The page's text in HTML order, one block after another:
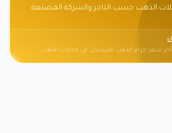
الذهب حسب التاجر والشركة المصنعة.
آخر سعر جرام الذهب المسجل في محلات الذهب